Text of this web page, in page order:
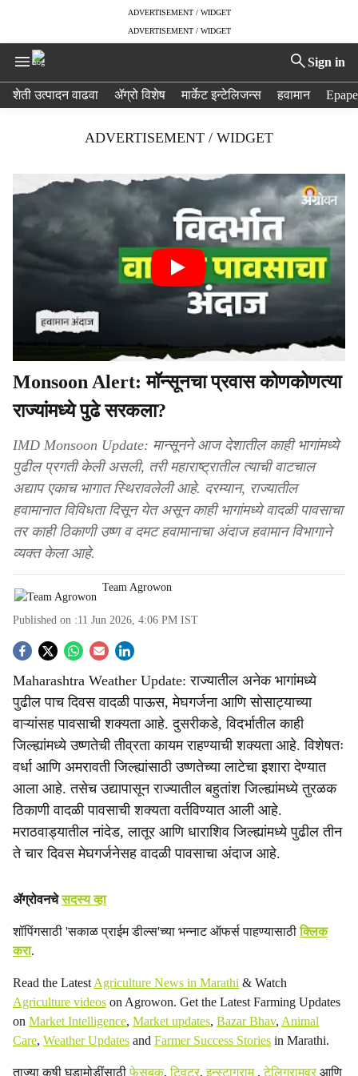
ADVERTISEMENT / WIDGET
ADVERTISEMENT / WIDGET
Sign in
e
शेती उत्पादन वाढवा ॲग्रो विशेष मार्केट इन्टेलिजन्स हवामान
ADVERTISEMENT / WIDGET
Monsoon Alert: माॅन्सूनचा प्रवास कोणकोणत्या
राज्यांमध्ये पुढे सरकला?
IMD Monsoon Update: मान्सूनने आज देशातील काही भागांमध्ये
पुढील प्रगती केली असली, तरी महाराष्ट्रातील त्याची वाटचाल
अद्याप एकाच भागात स्थिरावलेली आहे. दरम्यान, राज्यातील
हवामानात विविधता दिसून येत असून काही भागांमध्ये वादळी पावसाचा
तर काही ठिकाणी उष्ण व दमट हवामानाचा अंदाज हवामान विभागाने
व्यक्त केला आहे.
Team Agrowon
Published on :11 Jun 2026, 4:06 PM IST
S
o
c
i
a
l
s
r
e
Maharashtra Weather Update: राज्यातील अनेक भागांमध्ये
पुढील पाच दिवस वादळी पाऊस, मेघगर्जना आणि सोसाट्याच्या
वाऱ्यांसह पावसाची शक्यता आहे. दुसरीकडे, विदर्भातील काही
जिल्ह्यांमध्ये उष्णतेची तीव्रता कायम राहण्याची शक्यता आहे. विशेषतः
वर्धा आणि अमरावती जिल्ह्यांसाठी उष्णतेच्या लाटेचा इशारा देण्यात
आला आहे. तसेच उद्यापासून राज्यातील बहुतांश जिल्ह्यांमध्ये तुरळक
ठिकाणी वादळी पावसाची शक्यता वर्तविण्यात आली आहे.
मराठवाड्यातील नांदेड, लातूर आणि धाराशिव जिल्ह्यांमध्ये पुढील तीन
ते चार दिवस मेघगर्जनेसह वादळी पावसाचा अंदाज आहे.
ॲग्रोवनचेसदस्य व्हा
शॉपिंगसाठी 'सकाळ प्राईम डील्स'च्या भन्नाट ऑफर्स पाहण्यासाठीक्लिक
करा.
Read the Latest Agriculture News in Marathi & Watch
Agriculture videos on Agrowon. Get the Latest Farming Updates
on Market Intelligence, Market updates, Bazar Bhav, Animal
Care, Weather Updates and Farmer Success Stories in Marathi.
ताज्या कृषी घडामोडींसाठीफेसबुक,ट्विटर,इन्स्टाग्राम ,टेलिग्रामवरआणि